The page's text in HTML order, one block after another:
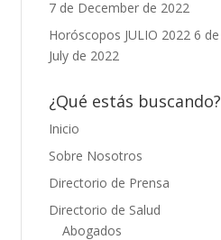
7 de December de 2022
Horóscopos JULIO 2022 6 de
July de 2022
¿Qué estás buscando?
Inicio
Sobre Nosotros
Directorio de Prensa
Directorio de Salud
Abogados